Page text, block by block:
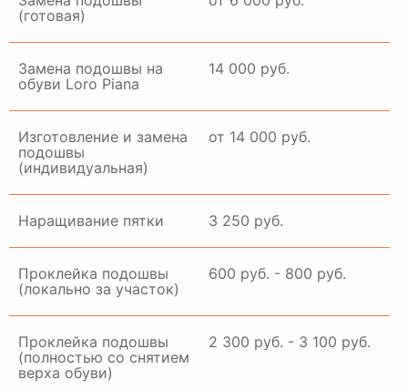
(готовая)
Замена подошвы на
обуви Loro Piana
14 000 руб.
Изготовление и замена
подошвы
(индивидуальная)
от 14 000 руб.
Наращивание пятки 3 250 руб.
Проклейка подошвы
(локально за участок)
600 руб. - 800 руб.
Проклейка подошвы
(полностью со снятием
верха обуви)
2 300 руб. - 3 100 руб.